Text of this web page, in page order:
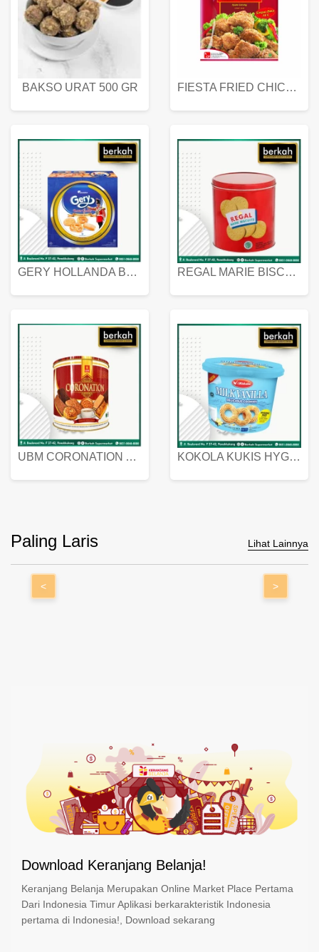
BAKSO URAT 500 GR FIESTA FRIED CHICKEN 500 GR
GERY HOLLANDA BUTTER COOKIES 450 GRAM REGAL MARIE BISCUIT KALENG 550 GRAM
UBM CORONATION ASSORTED BISKUIT KALENG 450 GRAM KOKOLA KUKIS HYGIENIC MILK VANILLA PACK 320 GR
Paling Laris Lihat Lainnya
< >
Download Keranjang Belanja!
Keranjang Belanja Merupakan Online Market Place Pertama
Dari Indonesia Timur Aplikasi berkarakteristik Indonesia
pertama di Indonesia!, Download sekarang